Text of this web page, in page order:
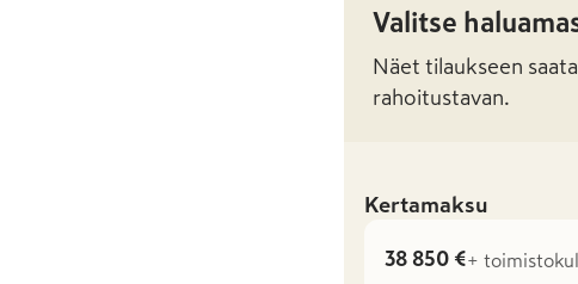
Valitse
Näet tilaukseen
rahoitustavan.
Kertamaksu
38 850 €+